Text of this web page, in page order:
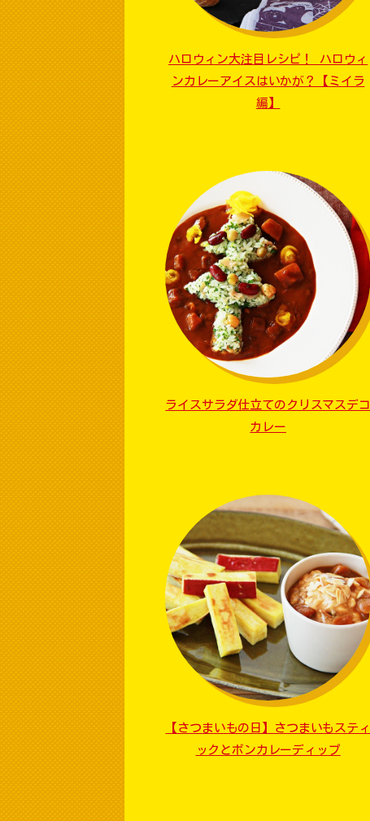
ハロウィン大注目レシピ！ ハロウィ
ンカレーアイスはいかが？【ミイラ
編】
ライスサラダ仕立てのクリスマスデコ
カレー
【さつまいもの日】さつまいもスティ
ックとボンカレーディップ